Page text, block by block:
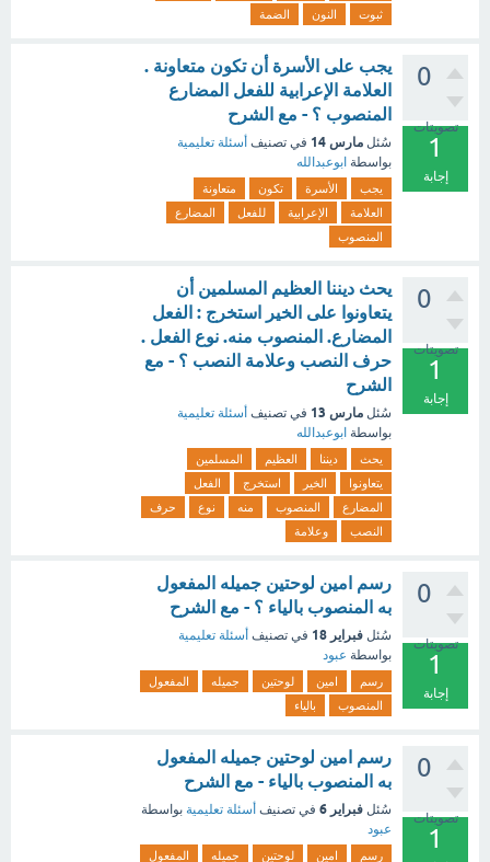
ثبوت النون الضمة
0
تصويتات
1
إجابة
يجب على الأسرة أن تكون متعاونة .
العلامة الإعرابية للفعل المضارع
المنصوب ؟ - مع الشرح
سُئل مارس 14 في تصنيف أسئلة تعليمية
بواسطة ابوعبدالله
يجب الأسرة تكون
متعاونة
العلامة
الإعرابية للفعل
المضارع
المنصوب
0
تصويتات
1
إجابة
يحث ديننا العظيم المسلمين أن
يتعاونوا على الخير استخرج : الفعل
المضارع. المنصوب منه. نوع الفعل .
حرف النصب وعلامة النصب ؟ - مع
الشرح
سُئل مارس 13 في تصنيف أسئلة تعليمية
بواسطة ابوعبدالله
يحث ديننا العظيم
المسلمين
يتعاونوا
الخير استخرج
الفعل
المضارع
المنصوب منه نوع
حرف
النصب
وعلامة
0
تصويتات
1
إجابة
رسم امين لوحتين جميله المفعول
به المنصوب بالياء ؟ - مع الشرح
سُئل فبراير 18 في تصنيف أسئلة تعليمية
بواسطة عبود
رسم امين لوحتين جميله
المفعول
المنصوب
بالياء
0
تصويتات
1
رسم امين لوحتين جميله المفعول
به المنصوب بالياء - مع الشرح
سُئل فبراير 6 في تصنيف أسئلة تعليمية بواسطة
عبود
رسم امين لوحتين جميله
المفعول